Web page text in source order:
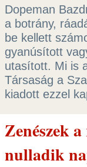
Dopeman
a botrány,
be kellett
gyanúsított
utasított. Mi is
Társaság a
kiadott ezzel
Zenészek
nulladik